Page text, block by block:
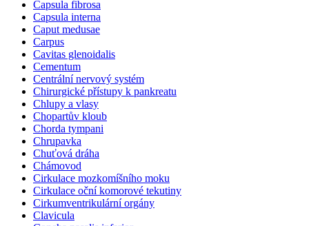
Capsula fibrosa
Capsula interna
Caput medusae
Carpus
Cavitas glenoidalis
Cementum
Centrální nervový systém
Chirurgické přístupy k pankreatu
Chlupy a vlasy
Chopartův kloub
Chorda tympani
Chrupavka
Chuťová dráha
Chámovod
Cirkulace mozkomíšního moku
Cirkulace oční komorové tekutiny
Cirkumventrikulární orgány
Clavicula